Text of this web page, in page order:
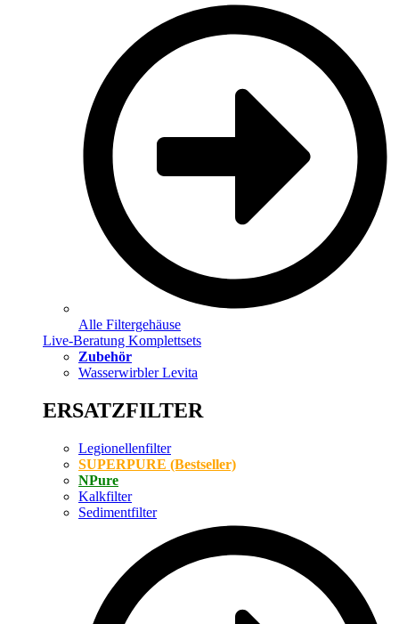
Alle Filtergehäuse
Live-Beratung Komplettsets
Zubehör
Wasserwirbler Levita
ERSATZFILTER
Legionellenfilter
SUPERPURE (Bestseller)
NPure
Kalkfilter
Sedimentfilter